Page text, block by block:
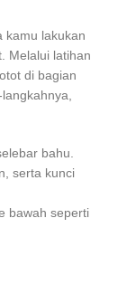
kamu lakukan
Melalui latihan
di bagian
bahu.
serta kunci
bawah seperti